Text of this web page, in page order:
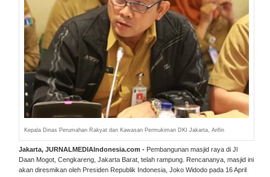
Kepala Dinas Perumahan Rakyat dan Kawasan Permukiman DKI Jakarta, Arifin
Jakarta, JURNALMEDIAIndonesia.com - Pembangunan masjid raya di Jl
Daan Mogot, Cengkareng, Jakarta Barat, telah rampung. Rencananya, masjid ini
akan diresmikan oleh Presiden Republik Indonesia, Joko Widodo pada 16 April